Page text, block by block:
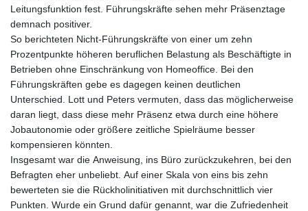
Leitungsfunktion fest. Führungskräfte sehen mehr Präsenztage
demnach positiver.
So berichteten Nicht-Führungskräfte von einer um zehn
Prozentpunkte höheren beruflichen Belastung als Beschäftigte in
Betrieben ohne Einschränkung von Homeoffice. Bei den
Führungskräften gebe es dagegen keinen deutlichen
Unterschied. Lott und Peters vermuten, dass das möglicherweise
daran liegt, dass diese mehr Präsenz etwa durch eine höhere
Jobautonomie oder größere zeitliche Spielräume besser
kompensieren könnten.
Insgesamt war die Anweisung, ins Büro zurückzukehren, bei den
Befragten eher unbeliebt. Auf einer Skala von eins bis zehn
bewerteten sie die Rückholinitiativen mit durchschnittlich vier
Punkten. Wurde ein Grund dafür genannt, war die Zufriedenheit